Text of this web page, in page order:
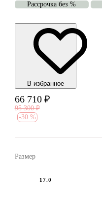
Рассрочка без %
В избранноe
66 710 ₽
95 300 ₽
-30 %
Размер
17.0